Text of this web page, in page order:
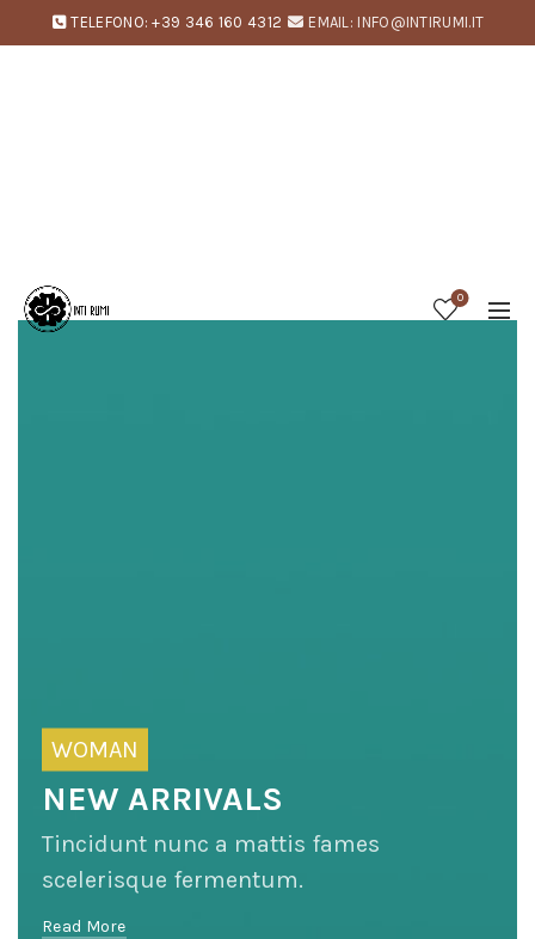
TELEFONO: +39 346 160 4312 EMAIL: INFO@INTIRUMI.IT
0
WOMAN
NEW ARRIVALS
Tincidunt nunc a mattis fames
scelerisque fermentum.
Read More